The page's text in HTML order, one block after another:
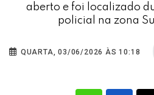
aberto e foi localizado
policial na zona
QUARTA, 03/06/2026 ÀS 10:18